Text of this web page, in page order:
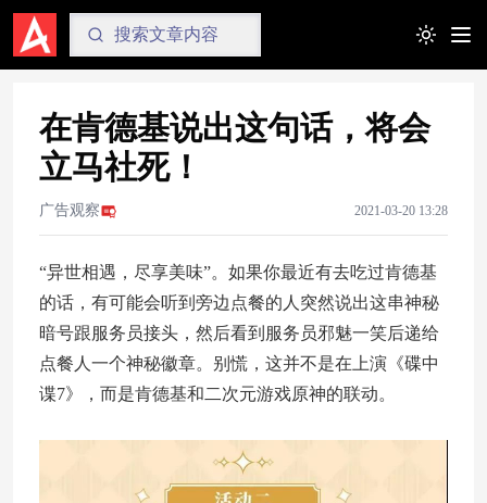
Toggle
在肯德基说出这句话，将会
立马社死！
广告观察 2021-03-20 13:28
“异世相遇，尽享美味”。如果你最近有去吃过肯德基
的话，有可能会听到旁边点餐的人突然说出这串神秘
暗号跟服务员接头，然后看到服务员邪魅一笑后递给
点餐人一个神秘徽章。别慌，这并不是在上演《碟中
谍7》，而是肯德基和二次元游戏原神的联动。